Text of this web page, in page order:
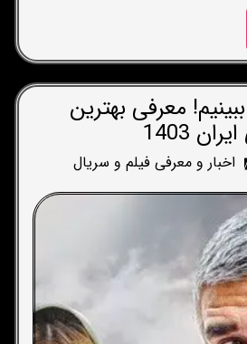
معرفی بهترین
1403
اخبار و معرفی فیلم و سریال